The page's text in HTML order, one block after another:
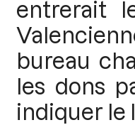
entrerait
bureau
les dons
indiquer le